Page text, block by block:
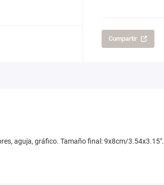
Compartir
aguja, gráfico. Tamaño final: 9x8cm/3.54x3.15".